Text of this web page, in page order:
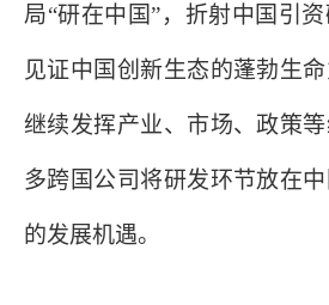
局“研在中国”，折射中国引资
见证中国创新生态的蓬勃生
继续发挥产业、市场、政策
多跨国公司将研发环节放在
的发展机遇。